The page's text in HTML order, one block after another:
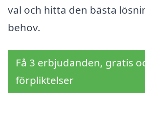
val och hitta den bästa
behov.
Få 3 erbjudanden, gratis
förpliktelser